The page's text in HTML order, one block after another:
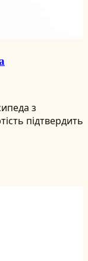
з
підтвердить